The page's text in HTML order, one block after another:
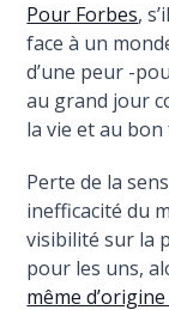
Pour Forbes,
face à un
d’une peur -
au grand jour
la vie et au
Perte de la
inefficacité du
visibilité sur la
pour les uns,
même